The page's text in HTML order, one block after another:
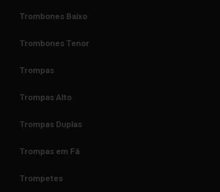
Trombones Baixo
Trombones Tenor
Trompas
Trompas Alto
Trompas Duplas
Trompas em Fá
Trompetes